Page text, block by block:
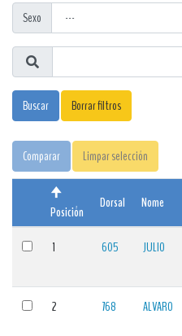
Sexo
Buscar Borrar filtros
Comparar Limpar selección
Posición
Dorsal Nome
1
605 JULIO
2 768 ALVARO